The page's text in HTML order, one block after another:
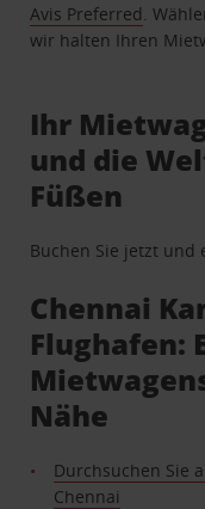
Avis Preferred .
wir halten Ihren
Ihr
und die
Füßen
Buchen Sie jetzt und
Chennai
Flughafen:
Nähe
Durchsuchen Sie
Chennai